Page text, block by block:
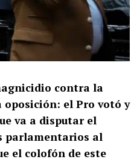
contra la
el Pro votó y
va a disputar el
parlamentarios al
el colofón de este